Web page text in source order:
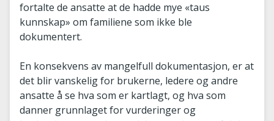
fortalte de ansatte at de hadde mye «taus
kunnskap» om familiene som ikke ble
dokumentert.
En konsekvens av mangelfull dokumentasjon, er at
det blir vanskelig for brukerne, ledere og andre
ansatte å se hva som er kartlagt, og hva som
danner grunnlaget for vurderinger og